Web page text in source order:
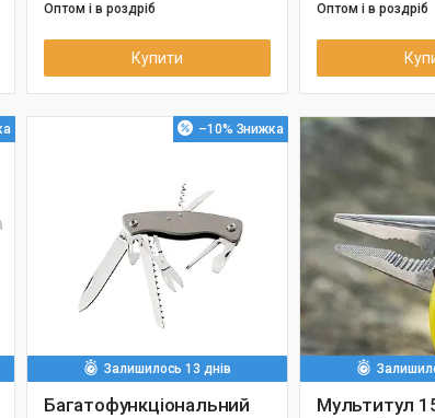
Оптом і в роздріб
Купити
Оптом і в роздріб
–10%
Залишилось 13 днів
Багатофункціональний
Мультитул